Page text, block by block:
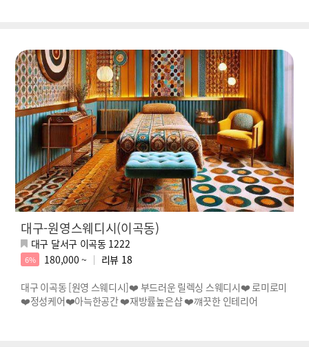
대구-원영스웨디시(이곡동)
대구 달서구 이곡동 1222
6% 180,000 ~ 리뷰 18
대구 이곡동 [원영 스웨디시]❤️ 부드러운 릴렉싱 스웨디시❤️ 로미로미
❤️정성케어❤️아늑한공간 ❤️재방률높은샵 ❤️꺠끗한 인테리어